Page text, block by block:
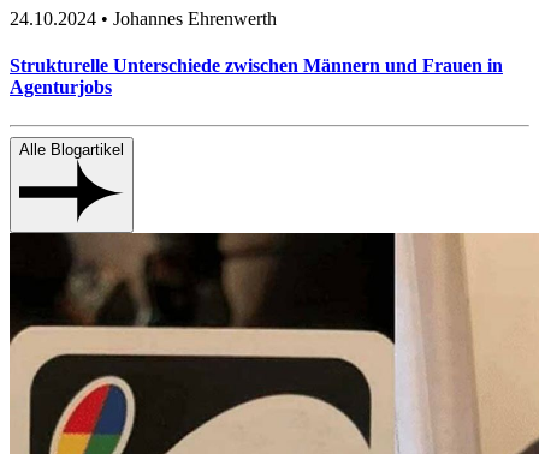
24.10.2024 • Johannes Ehrenwerth
Strukturelle Unterschiede zwischen Männern und Frauen in
Agenturjobs
Alle Blogartikel